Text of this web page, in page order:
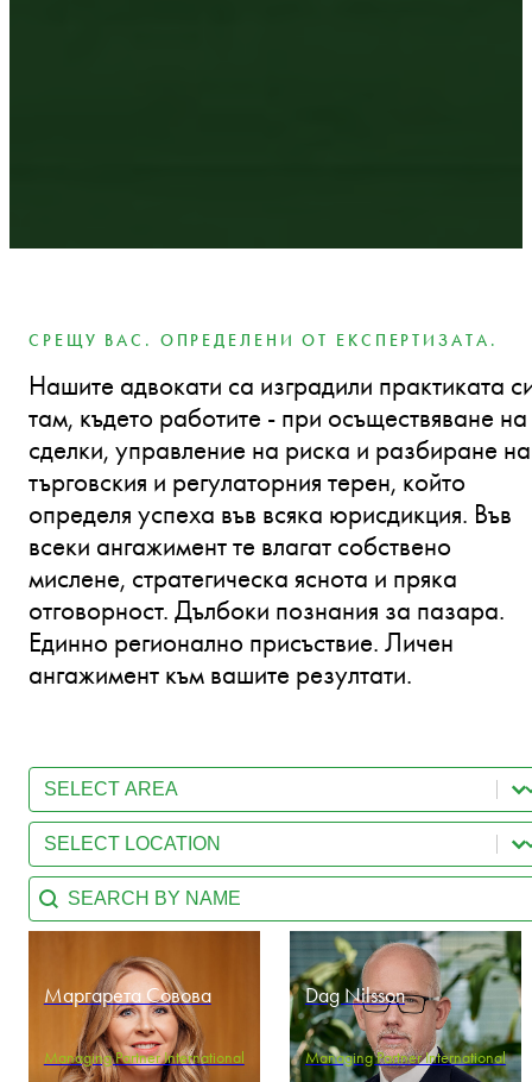
СРЕЩУ ВАС. ОПРЕДЕЛЕНИ ОТ ЕКСПЕРТИЗАТА.
Нашите адвокати са изградили практиката
там, където работите - при осъществяване на
сделки, управление на риска и разбиране на
търговския и регулаторния терен, който
определя успеха във всяка юрисдикция. Във
всеки ангажимент те влагат собствено
мислене, стратегическа яснота и пряка
отговорност. Дълбоки познания за пазара.
Единно регионално присъствие. Личен
ангажимент към вашите резултати.
Team - Practice Area
Select content
Team - Location
Select content
Team - Search by name
Search content
Маргарета Совова
Managing Partner International
Dag Nilsson
Managing Partner International